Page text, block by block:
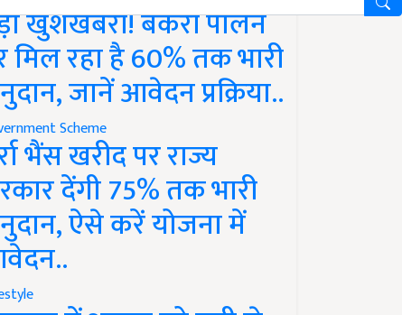
खुशखबरी! बकरी पालन
मिल रहा है 60% तक भारी
जानें आवेदन प्रक्रिया..
Scheme
भैंस खरीद पर राज्य
देंगी 75% तक भारी
ऐसे करें योजना में